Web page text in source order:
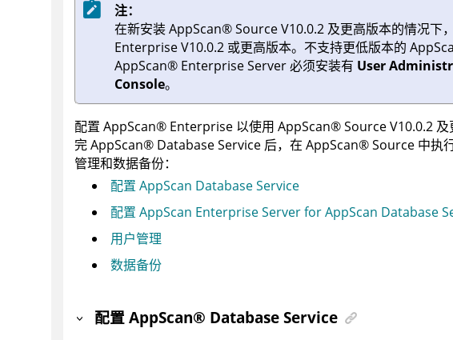
注：
在新安装AppScan®SourceV10.0.2 及更高版本的情况下
EnterpriseV10.0.2 或更高版本。不支持更低版本的
AppScan®Enterprise Server必须安装有 User
Console。
配置 AppScan®Enterprise以使用 AppScan®SourceV10.0.2 及
完AppScan®Database Service后，在 AppScan®Source中执
管理和数据备份：
配置 AppScan Database Service
配置 AppScan Enterprise Server for AppScan Database
用户管理
数据备份
配置 AppScan® Database Service